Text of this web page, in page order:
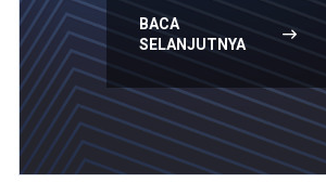
BACA
SELANJUTNYA